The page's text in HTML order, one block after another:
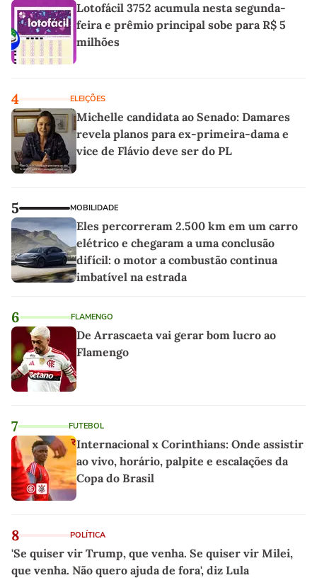
Lotofácil 3752 acumula nesta segunda-
feira e prêmio principal sobe para R$ 5
milhões
4 ELEIÇÕES
Michelle candidata ao Senado: Damares
revela planos para ex-primeira-dama e
vice de Flávio deve ser do PL
5 MOBILIDADE
Eles percorreram 2.500 km em um carro
elétrico e chegaram a uma conclusão
difícil: o motor a combustão continua
imbatível na estrada
6 FLAMENGO
De Arrascaeta vai gerar bom lucro ao
Flamengo
7 FUTEBOL
Internacional x Corinthians: Onde assistir
ao vivo, horário, palpite e escalações da
Copa do Brasil
8 POLÍTICA
'Se quiser vir Trump, que venha. Se quiser vir Milei,
que venha. Não quero ajuda de fora', diz Lula